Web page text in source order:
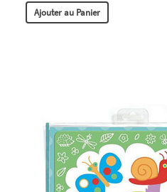
Ajouter au Panier